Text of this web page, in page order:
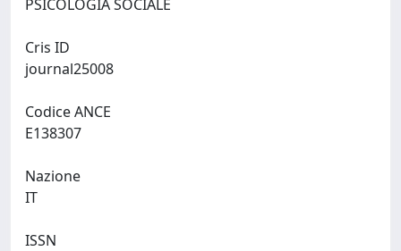
Cris ID
Codice ANCE
Nazione
ISSN